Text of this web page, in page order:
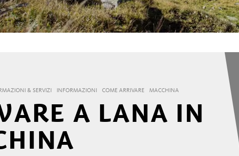
& SERVIZI INFORMAZIONI COME ARRIVARE MACCHINA
A LANA IN